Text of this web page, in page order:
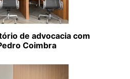
de advocacia com
Coimbra